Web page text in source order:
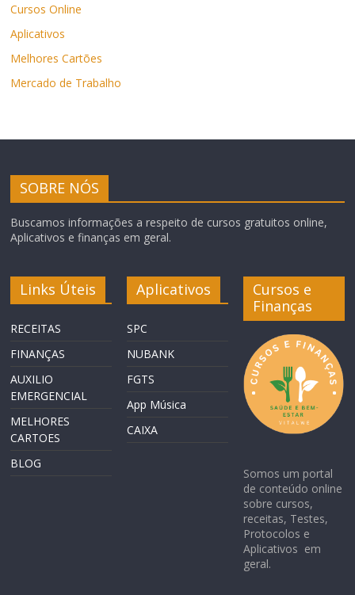
Cursos Online
Aplicativos
Melhores Cartões
Mercado de Trabalho
SOBRE NÓS
Buscamos informações a respeito de cursos gratuitos online,
Aplicativos e finanças em geral.
Links Úteis
RECEITAS
FINANÇAS
AUXILIO
EMERGENCIAL
MELHORES
CARTOES
BLOG
Aplicativos
SPC
NUBANK
FGTS
App Música
CAIXA
Cursos e
Finanças
Somos um portal
de conteúdo online
sobre cursos,
receitas, Testes,
Protocolos e
Aplicativos em
geral.